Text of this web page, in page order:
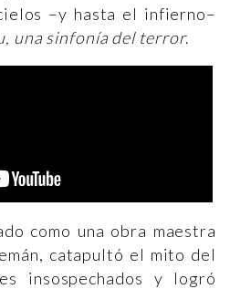
–y hasta el infierno–
una sinfonía del terror.
como una obra maestra
catapultó el mito del
insospechados y logró